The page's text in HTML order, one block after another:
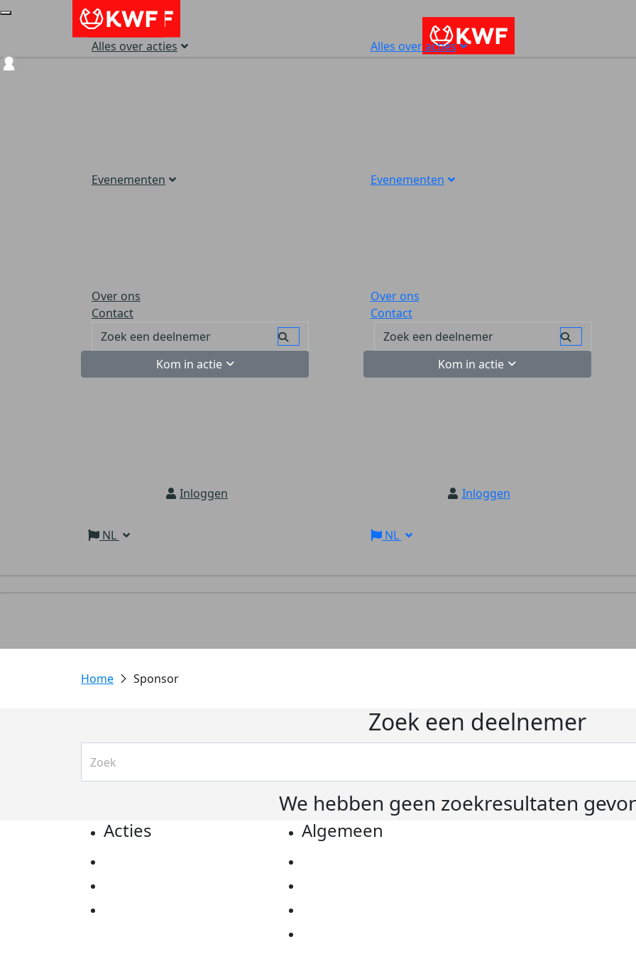
Alles over acties
Evenementen
Over ons
Contact
Kom in actie
Inloggen
NL
Alles over acties
Evenementen
Over ons
Contact
Kom in actie
Inloggen
NL
Sponsor
Zoek een deelnemer
We hebben geen zoekresultaten
Acties Algemeen